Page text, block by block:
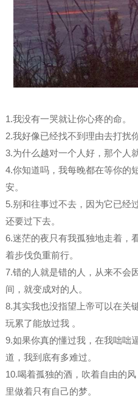
1.我没有一哭就让你心疼的命。
2.我好像已经找不到理由去打扰你
3.为什么越对一个人好，那个人
4.你知道吗，我每晚都在等你的
安。
5.别和往事过不去，因为它已经
还要过下去。
6.迷茫的夜只有我孤独地走着，
着步伐负重前行。
7.错的人就是错的人，从来不会
间，就变成对的人。
8.其实我也没指望上帝可以在关
玩累了能放过我 。
9.如果你真的懂过我，在我咄咄
道，我到底有多难过。
10.喝着孤独的酒，吹着自由的
里做着只有自己的梦。